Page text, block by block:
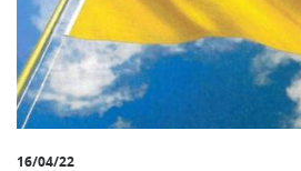
16/04/22